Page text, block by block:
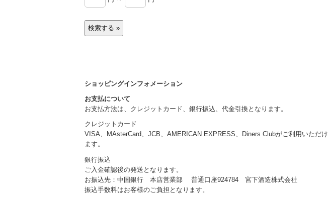
ショッピングインフォメーション
お支払について
お支払方法は、クレジットカード、銀行振込、代金引換となります。
クレジットカード
VISA、MAsterCard、JCB、AMERICAN EXPRESS、Diners Clubがご利用いただけ
ます。
銀行振込
ご入金確認後の発送となります。
お振込先：中国銀行 本店営業部 普通口座924784 宮下酒造株式会社
振込手数料はお客様のご負担となります。